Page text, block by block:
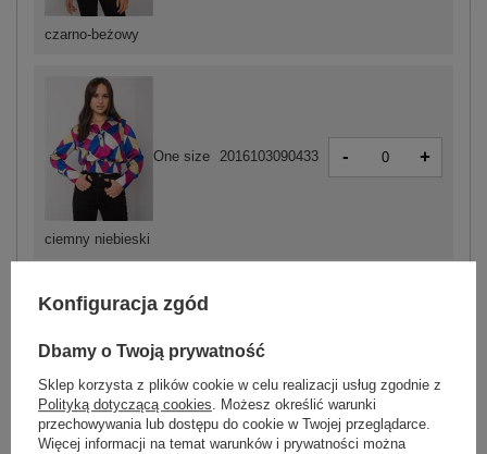
ciemny niebieski
One size 2016103090433 - +
czarno-beżowy
morski
One size 2016103090457
Konfiguracja zgód
Dbamy o Twoją prywatność
Sklep korzysta z plików cookie w celu realizacji usług zgodnie z
Polityką dotyczącą cookies. Możesz określić warunki
przechowywania lub dostępu do cookie w Twojej przeglądarce.
Więcej informacji na temat warunków i prywatności można